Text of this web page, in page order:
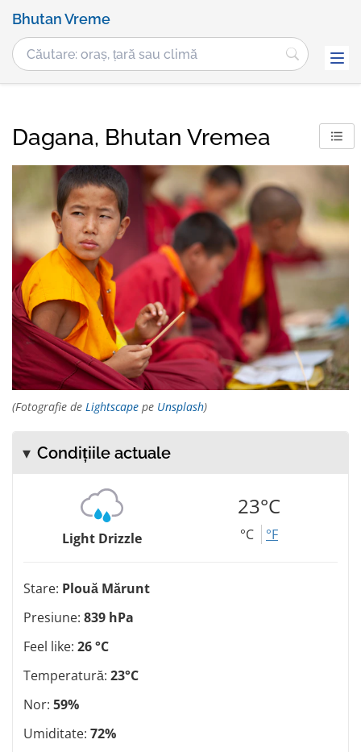
Bhutan Vreme
Dagana, Bhutan Vremea
(Fotografie de Lightscape pe Unsplash)
Condițiile actuale
Light Drizzle
23°C
°C °F
Stare: Plouă Mărunt
Presiune: 839 hPa
Feel like: 26 °C
Temperatură: 23°C
Nor: 59%
Umiditate: 72%